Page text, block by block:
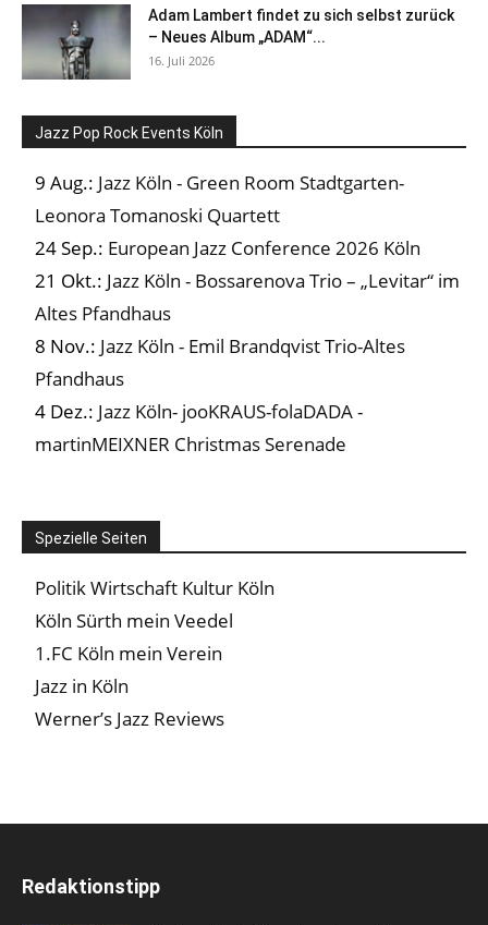
Adam Lambert findet zu sich selbst zurück
– Neues Album „ADAM“...
16. Juli 2026
Jazz Pop Rock Events Köln
9 Aug.: Jazz Köln - Green Room Stadtgarten-
Leonora Tomanoski Quartett
24 Sep.: European Jazz Conference 2026 Köln
21 Okt.: Jazz Köln - Bossarenova Trio – „Levitar“ im
Altes Pfandhaus
8 Nov.: Jazz Köln - Emil Brandqvist Trio-Altes
Pfandhaus
4 Dez.: Jazz Köln- jooKRAUS-folaDADA -
martinMEIXNER Christmas Serenade
Spezielle Seiten
Politik Wirtschaft Kultur Köln
Köln Sürth mein Veedel
1.FC Köln mein Verein
Jazz in Köln
Werner’s Jazz Reviews
Redaktionstipp